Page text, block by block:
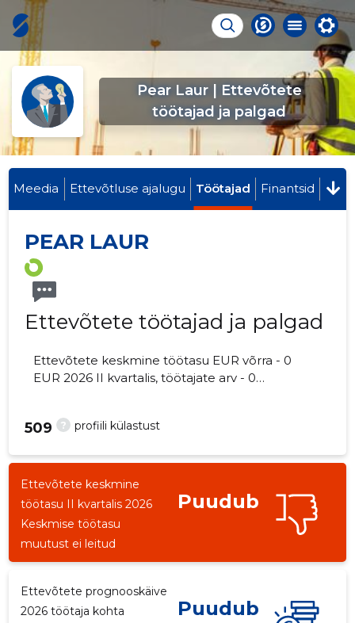
Pear Laur | Ettevõtete
töötajad ja palgad
Meedia Ettevõtluse ajalugu Töötajad Finantsid
PEAR LAUR
Ettevõtete töötajad ja palgad
Ettevõtete keskmine töötasu EUR võrra - 0
EUR 2026 II kvartalis, töötajate arv - 0
? profiili külastust
509
Ettevõtete keskmine
töötasu II kvartalis 2026
Puudub
Keskmise töötasu
muutust ei leitud
Ettevõtete prognooskäive
2026 töötaja kohta
Puudub